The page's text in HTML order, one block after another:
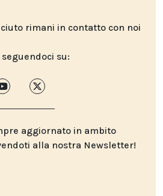
rimani in contatto con noi
su:
aggiornato in ambito
alla nostra Newsletter!